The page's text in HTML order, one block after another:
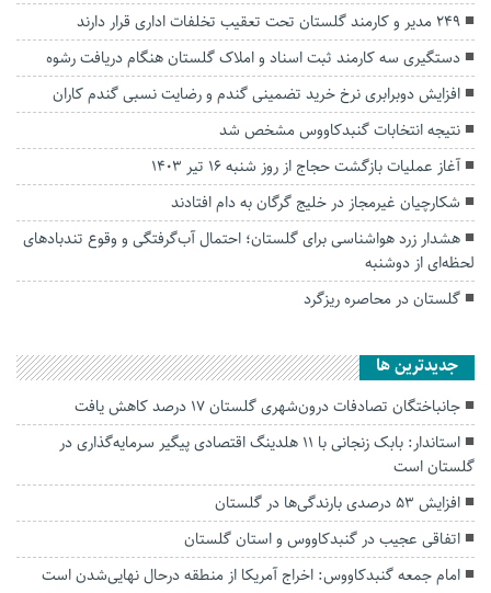
۲۴۹ مدیر و کارمند گلستان تحت تعقیب تخلفات اداری قرار دارند
دستگیری سه کارمند ثبت اسناد و املاک گلستان هنگام دریافت رشوه
افزایش دوبرابری نرخ خرید تضمینی گندم و رضایت نسبی گندم کاران
نتیجه انتخابات گنبدکاووس مشخص شد
آغاز عملیات بازگشت حجاج از روز شنبه ۱۶ تیر ۱۴۰۳
شکارچیان غیرمجاز در خلیج گرگان به دام افتادند
هشدار زرد هواشناسی برای گلستان؛ احتمال آب‌گرفتگی و وقوع تندباد‌های
لحظه‌ای از دوشنبه
گلستان در محاصره ریزگرد
جديدترين ها
جانباختگان تصادفات درون‌شهری گلستان ۱۷ درصد کاهش یافت
استاندار: بابک زنجانی با ۱۱ هلدینگ اقتصادی پیگیر سرمایه‌گذاری در
گلستان است
افزایش ۵۳ درصدی بارندگی‌ها در گلستان
اتفاقی عجیب در‌ گنبدکاووس و استان گلستان
امام جمعه گنبدکاووس: اخراج آمریکا از منطقه درحال نهایی‌شدن است